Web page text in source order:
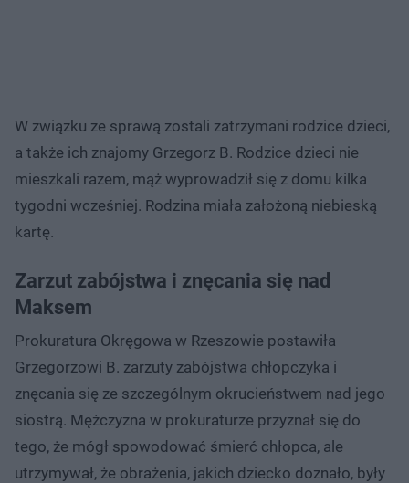
W związku ze sprawą zostali zatrzymani rodzice dzieci,
a także ich znajomy Grzegorz B. Rodzice dzieci nie
mieszkali razem, mąż wyprowadził się z domu kilka
tygodni wcześniej. Rodzina miała założoną niebieską
kartę.
Zarzut zabójstwa i znęcania się nad
Maksem
Prokuratura Okręgowa w Rzeszowie postawiła
Grzegorzowi B. zarzuty zabójstwa chłopczyka i
znęcania się ze szczególnym okrucieństwem nad jego
siostrą. Mężczyzna w prokuraturze przyznał się do
tego, że mógł spowodować śmierć chłopca, ale
utrzymywał, że obrażenia, jakich dziecko doznało, były